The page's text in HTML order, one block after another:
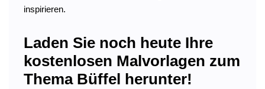
inspirieren.
Laden Sie noch heute Ihre
kostenlosen Malvorlagen zum
Thema Büffel herunter!